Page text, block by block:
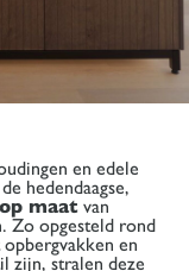
en edele
hedendaagse,
op maatvan
Zo opgesteld rond
en
zijn, stralen deze